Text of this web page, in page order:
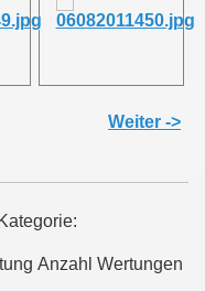
Weiter ->
Anzahl Wertungen